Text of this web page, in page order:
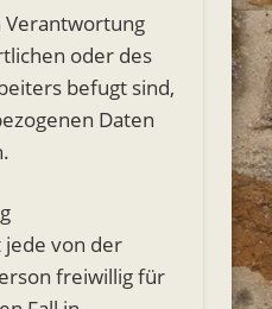
oder des
befugt sind,
Daten
jede von der
freiwillig für